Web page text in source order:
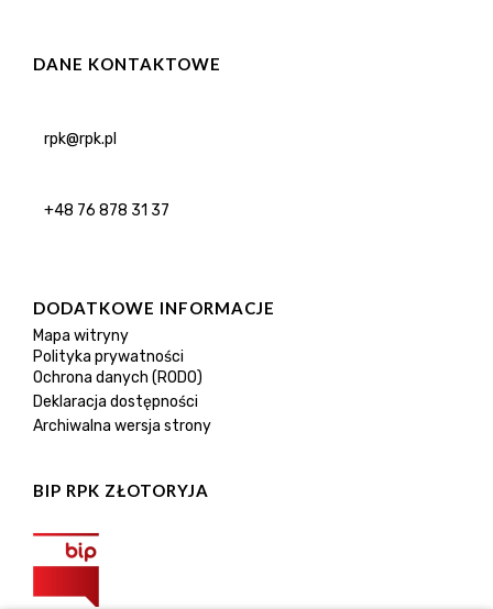
DANE KONTAKTOWE
rpk@rpk.pl
+48 76 878 31 37
DODATKOWE INFORMACJE
Mapa witryny
Polityka prywatności
Ochrona danych (RODO)
Deklaracja dostępności
Archiwalna wersja strony
BIP RPK ZŁOTORYJA